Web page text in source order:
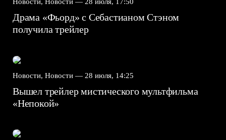
Новости, Новости — 28 июля, 17:50
Драма «Фьорд» с Себастианом Стэном
получила трейлер
Новости, Новости — 28 июля, 14:25
Вышел трейлер мистического мультфильма
«Непокой»